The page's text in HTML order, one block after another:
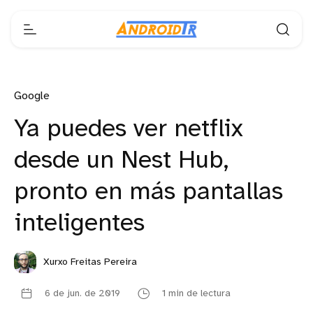
Google
Ya puedes ver netflix
desde un Nest Hub,
pronto en más pantallas
inteligentes
Xurxo Freitas Pereira
6 de jun. de 2019 1 min de lectura